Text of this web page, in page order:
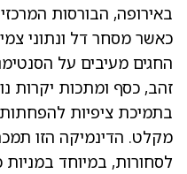
באירופה, הבורסות
כאשר מסחר דל ונתוני
החגים מעיבים על
זהב, כסף ומתכות יקרות
בתמיכת ציפיות להפחתות
מקלט. הדינמיקה הזו
לסחורות, במיוחד במניות